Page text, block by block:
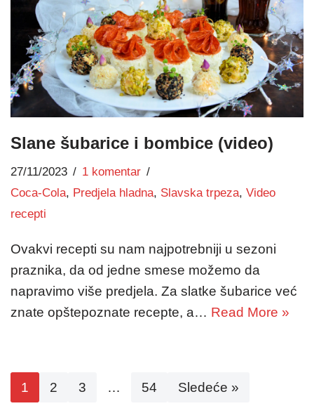
Slane šubarice i bombice (video)
27/11/2023
1 komentar
Coca-Cola, Predjela hladna, Slavska trpeza, Video
recepti
Ovakvi recepti su nam najpotrebniji u sezoni
praznika, da od jedne smese možemo da
napravimo više predjela. Za slatke šubarice već
znate opštepoznate recepte, a… Read More »
1 2 3 … 54 Sledeće »